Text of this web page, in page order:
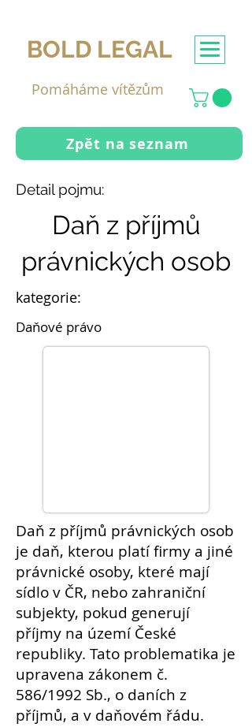
BOLD LEGAL
Pomáháme vítězům
Zpět na seznam
Detail pojmu:
Daň z příjmů
právnických osob
kategorie:
Daňové právo
Daň z příjmů právnických osob
je daň, kterou platífirmy a jiné
právnické osoby, které mají
sídlo v ČR, nebo zahraniční
subjekty, pokud generují
příjmy na území České
republiky. Tato problematika je
upravena zákonem č.
586/1992 Sb., o daních z
příjmů, a v daňovém řádu.